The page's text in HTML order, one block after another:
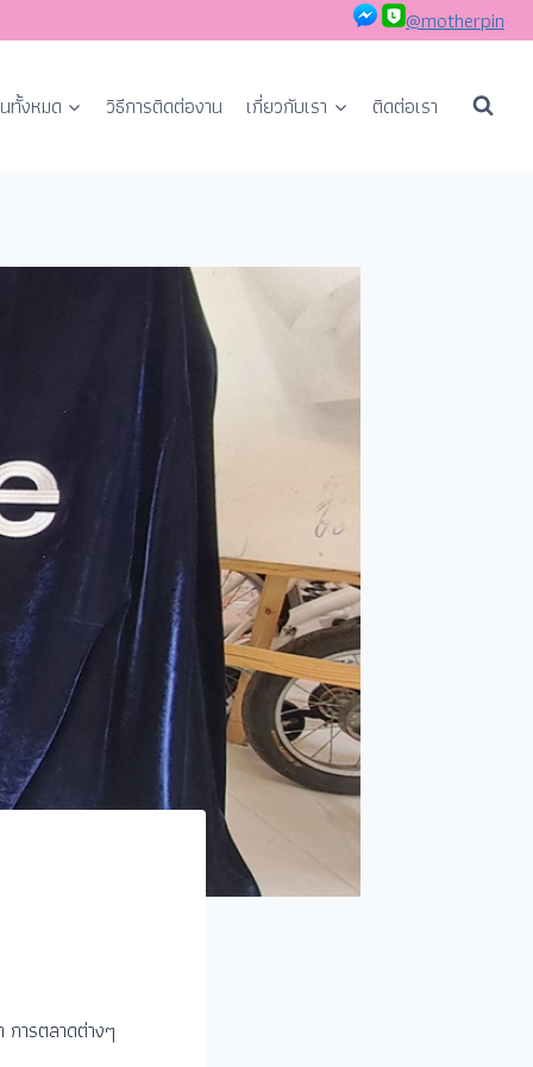
@motherpin
ทั้งหมด วิธีการติดต่องาน เกี่ยวกับเรา ติดต่อเรา
ารตลาดต่างๆ